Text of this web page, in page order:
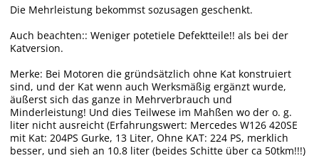
Die Mehrleistung bekommst sozusagen geschenkt.
Auch beachten:: Weniger potetiele Defektteile!! als bei der
Katversion.
Merke: Bei Motoren die gründsätzlich ohne Kat konstruiert
sind, und der Kat wenn auch Werksmäßig ergänzt wurde,
äußerst sich das ganze in Mehrverbrauch und
Minderleistung! Und dies Teilwese im Mahßen wo der o. g.
liter nicht ausreicht (Erfahrungswert: Mercedes W126 420SE
mit Kat: 204PS Gurke, 13 Liter, Ohne KAT: 224 PS, merklich
besser, und sieh an 10.8 liter (beides Schitte über ca 50tkm!!!)